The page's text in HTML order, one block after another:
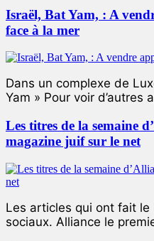
Israël, Bat Yam, : A
face à la mer
Dans un complexe de
Yam » Pour voir
Les titres de la semaine
magazine juif sur le net
Les articles qui ont fait
sociaux. Alliance le